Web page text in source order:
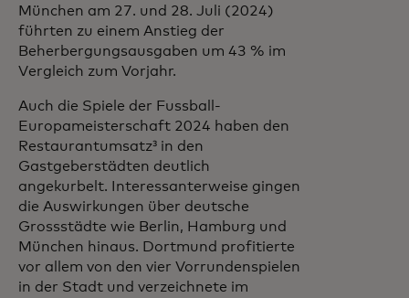
München am 27. und 28. Juli (2024)
führten zu einem Anstieg der
Beherbergungsausgaben um 43 % im
Vergleich zum Vorjahr.
Auch die Spiele der Fussball-
Europameisterschaft 2024 haben den
Restaurantumsatz³ in den
Gastgeberstädten deutlich
angekurbelt. Interessanterweise gingen
die Auswirkungen über deutsche
Grossstädte wie Berlin, Hamburg und
München hinaus. Dortmund profitierte
vor allem von den vier Vorrundenspielen
in der Stadt und verzeichnete im